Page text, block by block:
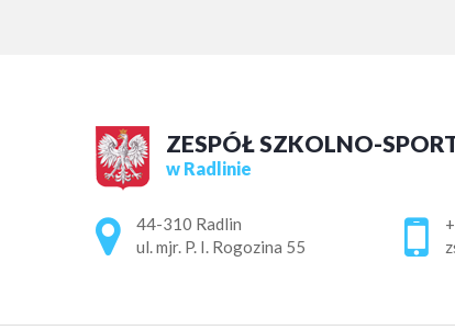
ZESPÓŁ SZKOLNO-
w Radlinie
Adres pocztowy:
44-310 Radlin
ul. mjr. P. I. Rogozina 55